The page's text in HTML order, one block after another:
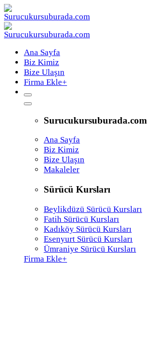
Ana Sayfa
Biz Kimiz
Bize Ulaşın
Firma Ekle+
Surucukursuburada.com
Ana Sayfa
Biz Kimiz
Bize Ulaşın
Makaleler
Sürücü Kursları
Beylikdüzü Sürücü Kursları
Fatih Sürücü Kursları
Kadıköy Sürücü Kursları
Esenyurt Sürücü Kursları
Ümraniye Sürücü Kursları
Firma Ekle+